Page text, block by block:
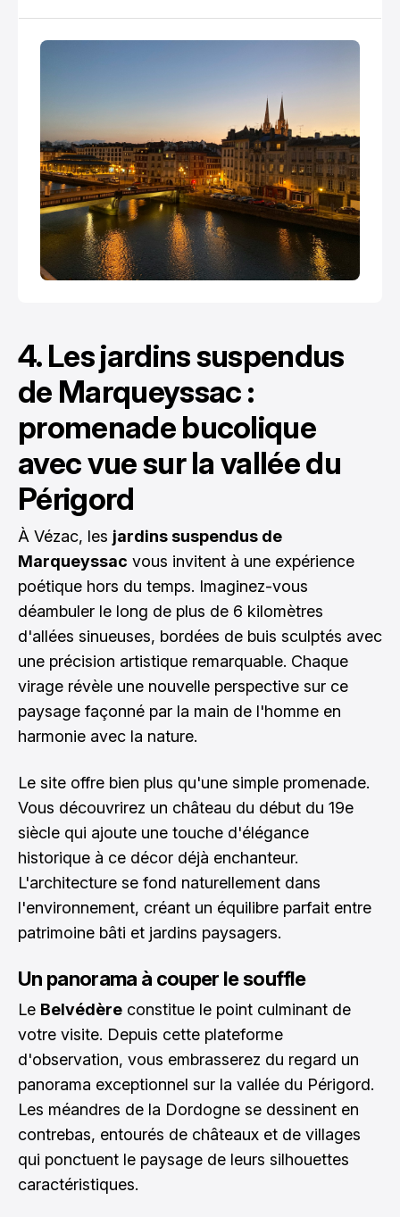
4. Les jardins suspendus
de Marqueyssac :
promenade bucolique
avec vue sur la vallée du
Périgord
À Vézac, les jardins suspendus de
Marqueyssac vous invitent à une expérience
poétique hors du temps. Imaginez-vous
déambuler le long de plus de 6 kilomètres
d'allées sinueuses, bordées de buis sculptés avec
une précision artistique remarquable. Chaque
virage révèle une nouvelle perspective sur ce
paysage façonné par la main de l'homme en
harmonie avec la nature.
Le site offre bien plus qu'une simple promenade.
Vous découvrirez un château du début du 19e
siècle qui ajoute une touche d'élégance
historique à ce décor déjà enchanteur.
L'architecture se fond naturellement dans
l'environnement, créant un équilibre parfait entre
patrimoine bâti et jardins paysagers.
Un panorama à couper le souffle
Le Belvédère constitue le point culminant de
votre visite. Depuis cette plateforme
d'observation, vous embrasserez du regard un
panorama exceptionnel sur la vallée du Périgord.
Les méandres de la Dordogne se dessinent en
contrebas, entourés de châteaux et de villages
qui ponctuent le paysage de leurs silhouettes
caractéristiques.